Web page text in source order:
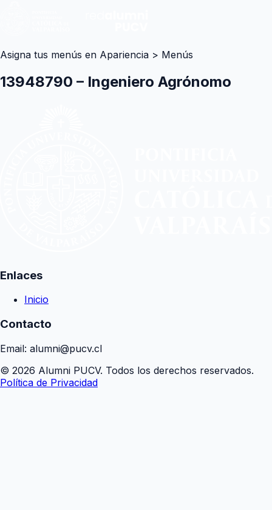
Asigna tus menús en Apariencia > Menús
13948790 – Ingeniero Agrónomo
Enlaces
Inicio
Contacto
Email: alumni@pucv.cl
© 2026 Alumni PUCV. Todos los derechos reservados.
Política de Privacidad